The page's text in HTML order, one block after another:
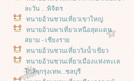
ละวัน .. .พิจิตร
ทนายอ้วนชวนเที่ยวเขาใหญ่
ทนายอ้วนพาเที่ยวเหนือสุดแดน
สยาม - เชียงรา
ทนายอ้วนชวนเที่ยววังน้ำเขียว
ทนายอ้วนชวนเที่ยวเมืองแห่งทะเล
กล้ๆกรุงเทพ...ชลบุรี